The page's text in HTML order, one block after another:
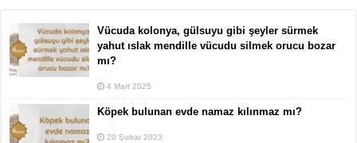
Vücuda kolonya, gülsuyu gibi şeyler sürmek
yahut ıslak mendille vücudu silmek orucu bozar
mı?
4 Mart 2025
Köpek bulunan evde namaz kılınmaz mı?
20 Şubat 2023